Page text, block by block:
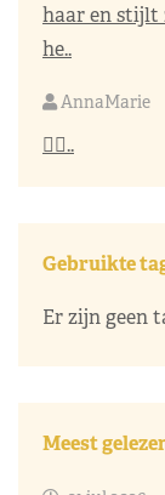
haar en stijlt
he..
AnnaMarie
👌🏼..
Gebruikte
Er zijn geen
Meest